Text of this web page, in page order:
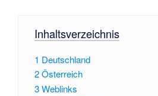
Inhaltsverzeichnis
1 Deutschland
2Österreich
3Weblinks